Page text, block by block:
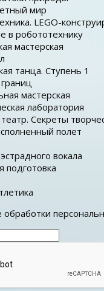
мир
LEGO-
в робототехнику
мастерская
танца. Ступень 1
мастерская
лаборатория
Секреты
полет
вокала
подготовка
обработки